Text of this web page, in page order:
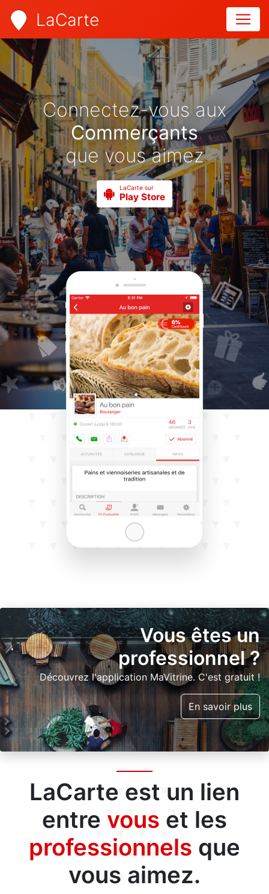
LaCarte
Connectez-vous aux
Commerçants
que vous aimez
LaCarte sur
Play Store
Vous êtes un
professionnel ?
Découvrez l'application MaVitrine. C'est gratuit !
En savoir plus
LaCarte est un lien
entre vous et les
professionnels que
vous aimez.